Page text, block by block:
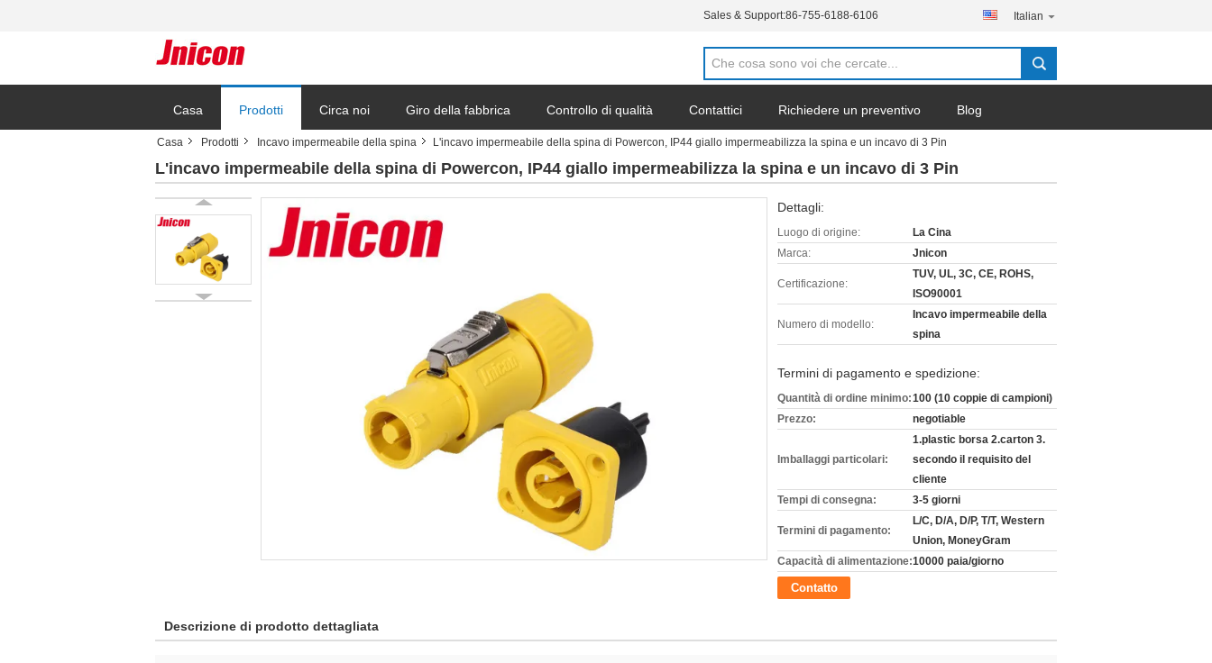
Sales & Support:86-755-6188-6106 Italian
Casa Prodotti Circa noi Giro della fabbrica Controllo di qualità Contattici Richiedere un preventivo Blog
Casa Prodotti Incavo impermeabile della spina L'incavo impermeabile della spina di Powercon, IP44 giallo impermeabilizza la spina e un incavo di 3 Pin
L'incavo impermeabile della spina di Powercon, IP44 giallo impermeabilizza la spina e un incavo di 3 Pin
Dettagli:
Luogo di origine:
La Cina
Marca:
Jnicon
Certificazione:
TUV, UL, 3C, CE, ROHS,
ISO90001
Numero di modello:
Incavo impermeabile della
spina
Termini di pagamento e spedizione:
Quantità di ordine minimo:100 (10 coppie di campioni)
Prezzo:
negotiable
Imballaggi particolari:
1.plastic borsa 2.carton 3.
secondo il requisito del
cliente
Tempi di consegna:
3-5 giorni
Termini di pagamento:
L/C, D/A, D/P, T/T, Western
Union, MoneyGram
Capacità di alimentazione:10000 paia/giorno
Contatto
Descrizione di prodotto dettagliata